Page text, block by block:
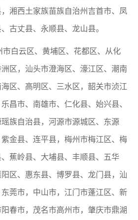
湘西土家族苗族自治州吉首市、凤
古丈县、永顺县、龙山县。
市白云区、黄埔区、花都区、从化
区，汕头市澄海区、濠江区、潮南
区、高明区、三水区，韶关市浈江
昌市、南雄市、仁化县、始兴县、
族自治县，河源市源城区、东源
金县、连平县，梅州市梅江区、梅
蕉岭县、大埔县、丰顺县、五华
区、惠东县、博罗县、龙门县，汕
莞市，中山市，江门市蓬江区、新
春市，茂名市高州市，肇庆市鼎湖